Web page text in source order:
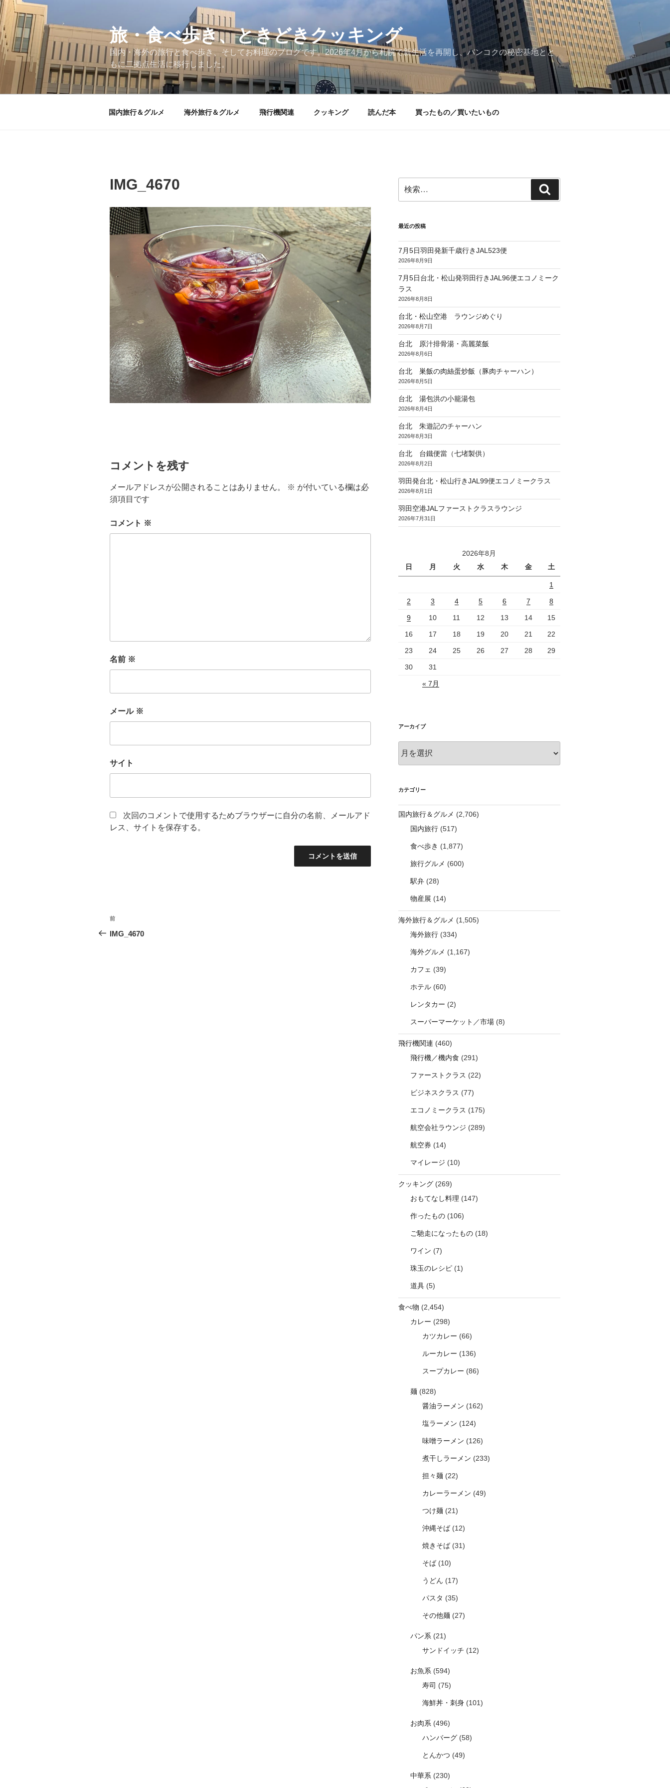
コ
ン
テ
ン
ツ
へ
旅・食べ歩き、ときどきクッキング
国内・海外の旅行と食べ歩き、そしてお料理のブログです。2026年4月から札幌で新生活を再開し、バンコクの秘密基地とと
もに二拠点生活に移行しました。
国内旅行＆グルメ 海外旅行＆グルメ 飛行機関連 クッキング 読んだ本 買ったもの／買いたいもの
IMG_4670
コメントを残す
メールアドレスが公開されることはありません。 ※ が付いている欄は必
須項目です
コメント ※
名前 ※
メール ※
サイト
次回のコメントで使用するためブラウザーに自分の名前、メールアド
レス、サイトを保存する。
投
稿
前
の
前
IMG_4670
索:
索
最近の投稿
7月5日羽田発新千歳行きJAL523便
2026年8月9日
7月5日台北・松山発羽田行きJAL96便エコノミーク
ラス
2026年8月8日
台北・松山空港 ラウンジめぐり
2026年8月7日
台北 原汁排骨湯・高麗菜飯
2026年8月6日
台北 巣飯の肉絲蛋炒飯（豚肉チャーハン）
2026年8月5日
台北 湯包洪の小籠湯包
2026年8月4日
台北 朱遊記のチャーハン
2026年8月3日
台北 台鐵便當（七堵製供）
2026年8月2日
羽田発台北・松山行きJAL99便エコノミークラス
2026年8月1日
羽田空港JALファーストクラスラウンジ
2026年7月31日
2026年8月
日
月 火 水 木 金 土
1
2 3 4 5 6 7 8
9 10 11 12 13 14 15
16 17 18 19 20 21 22
23 24 25 26 27 28 29
30 31
« 7月
アーカイブ
ー
ブ
カテゴリー
国内旅行＆グルメ (2,706)
国内旅行(517)
食べ歩き (1,877)
旅行グルメ (600)
駅弁(28)
物産展 (14)
海外旅行＆グルメ (1,505)
海外旅行(334)
海外グルメ (1,167)
カフェ (39)
ホテル(60)
レンタカー (2)
スーパーマーケット／市場(8)
飛行機関連 (460)
飛行機／機内食 (291)
ファーストクラス (22)
ビジネスクラス (77)
エコノミークラス (175)
航空会社ラウンジ (289)
航空券 (14)
マイレージ (10)
クッキング(269)
おもてなし料理 (147)
作ったもの(106)
ご馳走になったもの(18)
ワイン (7)
珠玉のレシピ(1)
道具(5)
食べ物 (2,454)
カレー (298)
カツカレー (66)
ルーカレー (136)
スープカレー (86)
麺(828)
醤油ラーメン (162)
塩ラーメン (124)
味噌ラーメン (126)
煮干しラーメン (233)
担々麺(22)
カレーラーメン (49)
つけ麺(21)
沖縄そば(12)
焼きそば(31)
そば(10)
うどん (17)
パスタ (35)
その他麺(27)
パン系(21)
サンドイッチ (12)
お魚系(594)
寿司 (75)
海鮮丼・刺身(101)
お肉系(496)
ハンバーグ(58)
とんかつ (49)
中華系(230)